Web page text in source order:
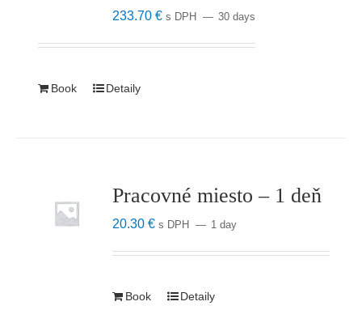
233.70€ s DPH 30 days
Book Detaily
Pracovné miesto – 1 deň
20.30€ s DPH 1 day
Book Detaily